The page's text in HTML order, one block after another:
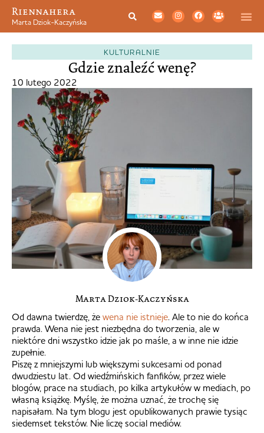
Riennahera
Marta Dziok-Kaczyńska
KULTURALNIE
Gdzie znaleźć wenę?
10 lutego 2022
Marta Dziok-Kaczyńska
Od dawna twierdzę, że wena nie istnieje. Ale to nie do końca
prawda. Wena nie jest niezbędna do tworzenia, ale w
niektóre dni wszystko idzie jak po maśle, a w inne nie idzie
zupełnie.
Piszę z mniejszymi lub większymi sukcesami od ponad
dwudziestu lat. Od wiedźmińskich fanfików, przez wiele
blogów, prace na studiach, po kilka artykułów w mediach, po
własną książkę. Myślę, że można uznać, że trochę się
napisałam. Na tym blogu jest opublikowanych prawie tysiąc
siedemset tekstów. Nie liczę social mediów.